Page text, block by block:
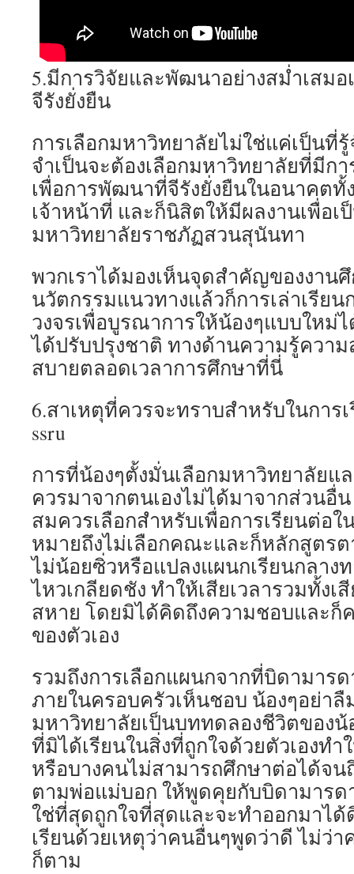
5.มีการวิจัยและพัฒนาอย่างสม่ำเสม
จีรังยั่งยืน
การเลือกมหาวิทยาลัยไม่ใช่แค่เป็นที่
จำเป็นจะต้องเลือกมหาวิทยาลัยที่มีก
เพื่อการพัฒนาที่จีรังยั่งยืนในอนาคต
เจ้าหน้าที่ และก็นิสิตให้มีผลงานเพื่อ
มหาวิทยาลัยราชภัฏสวนสุนันทา
พวกเราได้มองเห็นจุดสำคัญของงาน
นวัตกรรมแนวทางแล้วก็การเล่าเรีย
วงจรเพื่อบูรณาการให้น้องๆแบบใหม่
ได้ปรับปรุงชาติ ทางด้านความรู้ควา
สบายตลอดเวลาการศึกษาที่นี่
6.สาเหตุที่ควรจะทราบสำหรับในการ
ssru
การที่น้องๆตั้งมั่นเลือกมหาวิทยาลัยแ
ควรมาจากตนเองไม่ได้มาจากส่วนอื่
สมควรเลือกสำหรับเพื่อการเรียนต่อ
หมายถึงไม่เลือกคณะและก็หลักสูตร
ไม่น้อยซิ่วหรือแปลงแผนกเรียนกลาง
ไหวเกลียดชัง ทำให้เสียเวลารวมทั้ง
สหาย โดยมิได้คิดถึงความชอบและก็
ของตัวเอง
รวมถึงการเลือกแผนกจากที่บิดามาร
ภายในครอบครัวเห็นชอบ น้องๆอย่าลื
มหาวิทยาลัยเป็นบททดลองชีวิตของน้
ที่มิได้เรียนในสิ่งที่ถูกใจด้วยตัวเองท
หรือบางคนไม่สามารถศึกษาต่อได้จน
ตามพ่อแม่บอก ให้พูดคุยกับบิดามารด
ใช่ที่สุดถูกใจที่สุดและจะทำออกมาไ
เรียนด้วยเหตุว่าคนอื่นๆพูดว่าดี ไม่ว่
ก็ตาม